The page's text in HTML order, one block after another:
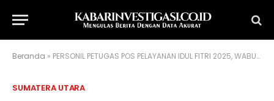
Beranda » PERSONIL PETUGAS POS PELAYANAN IDUL FITRI 2025, WABUP SAMOSIR BAGIKAN BINGKISAN
SUMATERA UTARA